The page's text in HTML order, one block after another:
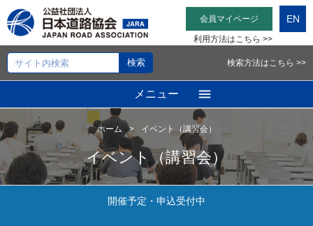
会員マイページ
利用方法はこちら >>
EN
検索方法はこちら >>
メニュー
ホーム イベント（講習会）
イベント（講習会）
開催予定・申込受付中